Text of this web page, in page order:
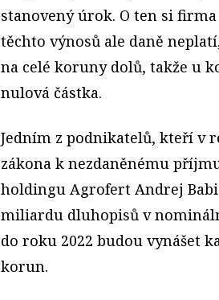
stanovený úrok. O ten si
těchto výnosů ale daně
na celé koruny dolů, takže u
nulová částka.
Jedním z podnikatelů, kteří v
zákona k nezdaněnému
holdingu Agrofert Andrej
miliardu dluhopisů v
do roku 2022 budou vynášet
korun.